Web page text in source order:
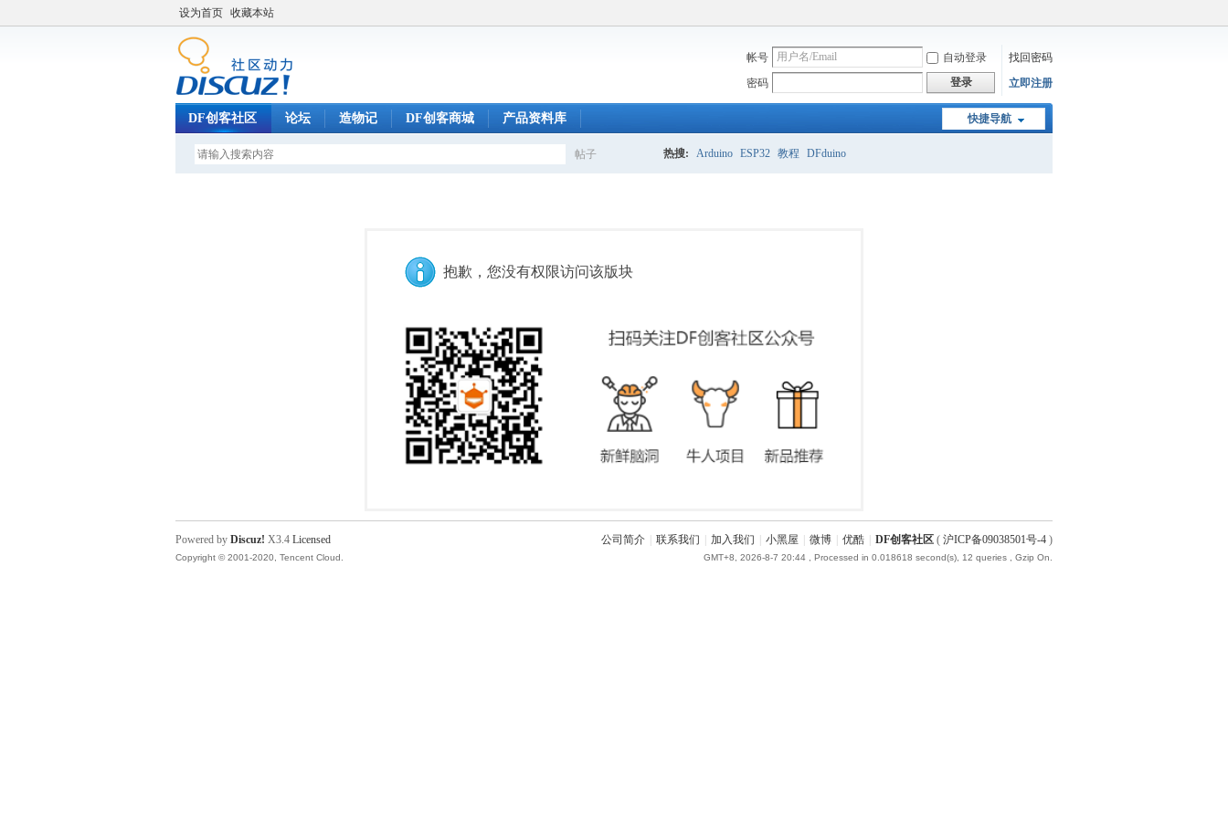
设为首页 收藏本站
帐号 自动登录
找回密码
密码
登录 立即注册
快捷导航
DF创客社区 论坛 造物记 DF创客商城 产品资料库
帖子 热搜: Arduino ESP32 教程 DFduino
抱歉，您没有权限访问该版块
公司简介 联系我们 加入我们 小黑屋 微博 优酷 DF创客社区 ( 沪ICP备09038501号-4 )
GMT+8, 2026-8-7 20:44 , Processed in 0.018618 second(s), 12 queries , Gzip On.
Powered by Discuz! X3.4 Licensed
Copyright © 2001-2020, Tencent Cloud.